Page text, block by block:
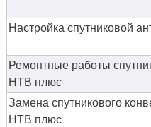
Настройка спутниковой
Ремонтные работы
НТВ плюс
Замена спутникового
НТВ плюс